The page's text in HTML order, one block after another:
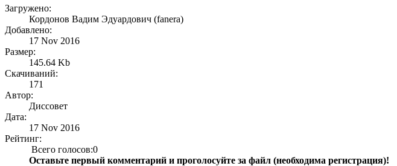
Загружено:
Кордонов Вадим Эдуардович (fanera)
Добавлено:
17 Nov 2016
Размер:
145.64 Kb
Скачиваний:
171
Автор:
Диссовет
Дата:
17 Nov 2016
Рейтинг:
Всего голосов:0
Оставьте первый комментарий и проголосуйте за файл (необходима регистрация)!